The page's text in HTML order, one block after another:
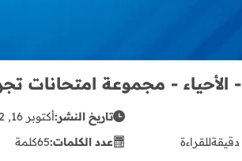
الأحياء - مجموعة امتحانات
تاريخ النشر:أكتوبر 16, 2022
للقراءة عدد الكلمات:65كلمة